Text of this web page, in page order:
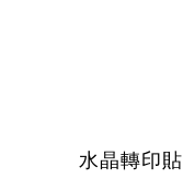
水晶轉印貼